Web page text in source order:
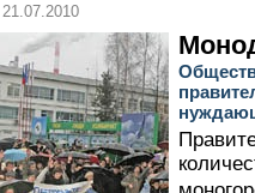
21.07.2010